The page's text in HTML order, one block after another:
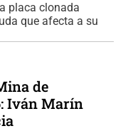
placa clonada
que afecta a su
de
Iván Marín